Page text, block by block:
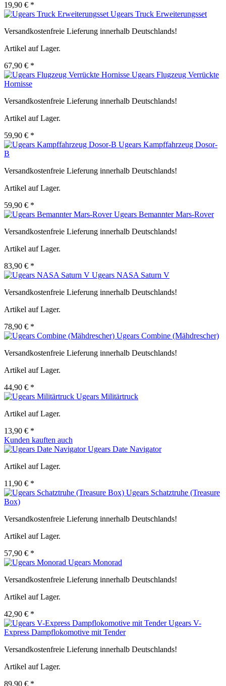
19,90 € *
Ugears Truck Erweiterungsset
Versandkostenfreie Lieferung innerhalb Deutschlands!
Artikel auf Lager.
67,90 € *
Ugears Flugzeug Verrückte
Hornisse
Versandkostenfreie Lieferung innerhalb Deutschlands!
Artikel auf Lager.
59,90 € *
Ugears Kampffahrzeug Dosor-
B
Versandkostenfreie Lieferung innerhalb Deutschlands!
Artikel auf Lager.
59,90 € *
Ugears Bemannter Mars-Rover
Versandkostenfreie Lieferung innerhalb Deutschlands!
Artikel auf Lager.
83,90 € *
Ugears NASA Saturn V
Versandkostenfreie Lieferung innerhalb Deutschlands!
Artikel auf Lager.
78,90 € *
Ugears Combine (Mähdrescher)
Versandkostenfreie Lieferung innerhalb Deutschlands!
Artikel auf Lager.
44,90 € *
Ugears Militärtruck
Artikel auf Lager.
13,90 € *
Kunden kauften auch
Ugears Date Navigator
Artikel auf Lager.
11,90 € *
Ugears Schatztruhe (Treasure
Box)
Versandkostenfreie Lieferung innerhalb Deutschlands!
Artikel auf Lager.
57,90 € *
Ugears Monorad
Versandkostenfreie Lieferung innerhalb Deutschlands!
Artikel auf Lager.
42,90 € *
Ugears V-
Express Dampflokomotive mit Tender
Versandkostenfreie Lieferung innerhalb Deutschlands!
Artikel auf Lager.
89,90 € *